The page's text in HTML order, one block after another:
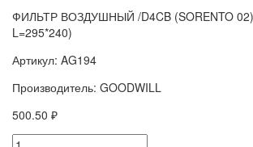
ФИЛЬТР ВОЗДУШНЫЙ /D4CB (SORENTO
L=295*240)
Артикул: AG194
Производитель: GOODWILL
500.50 ₽